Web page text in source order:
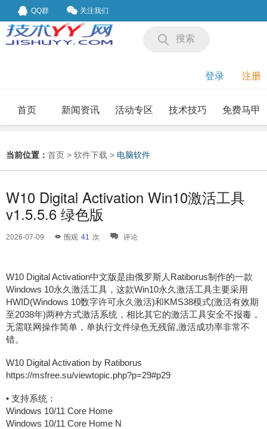
QQ群 关注我们
搜索
登录 注册
首页 新闻资讯 活动专区 技术技巧 免费马甲
当前位置： 首页 > 软件下载 > 电脑软件
W10 Digital Activation Win10激活工具
v1.5.5.6 绿色版
2026-07-09 围观 41 次 评论
W10 Digital Activation中文版是由俄罗斯人Ratiborus制作的一款
Windows 10永久激活工具，这款Win10永久激活工具主要采用
HWID(Windows 10数字许可永久激活)和KMS38模式(激活有效期
至2038年)两种方式激活系统，相比其它的激活工具安全不报毒，
无需联网操作简单，单执行文件绿色无残留,激活成功率非常不
错。
W10 Digital Activation by Ratiborus
https://msfree.su/viewtopic.php?p=29#p29
• 支持系统：
Windows 10/11 Core Home
Windows 10/11 Core Home N